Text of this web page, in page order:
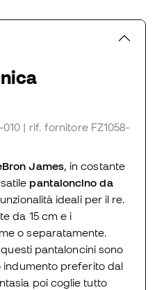
010 | rif. fornitore FZ1058-
James, in costante
pantaloncino da
ideali per il re.
da 15 cm e i
o separatamente.
pantaloncini sono
indumento preferito dal
poi coglie tutto